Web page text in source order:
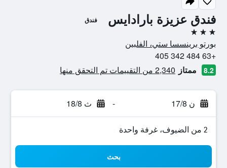
فندق عزيزة بارادايس فندق
3 نجوم
بورتو برينسسا ستي، الفلبين
+63 484 342 405
8.2 ممتاز 2,340 من التقييمات تم التحقق منها
ن 17/8 - ث 18/8
2 من الضيوف، غرفة واحدة
بحث